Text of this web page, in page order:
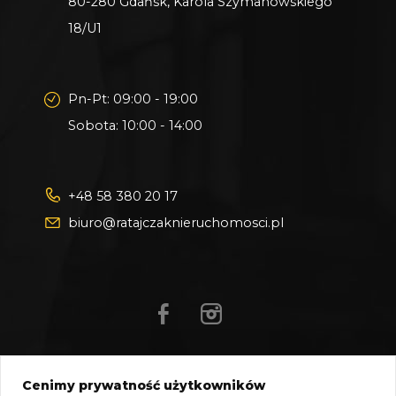
18/U1
Pn-Pt: 09:00 - 19:00
Sobota: 10:00 - 14:00
+48 58 380 20 17
biuro@ratajczaknieruchomosci.pl
Cenimy prywatność użytkowników